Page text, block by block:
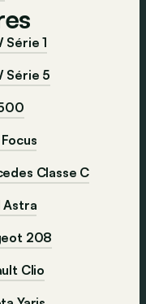
Série 1
Série 5
Classe C
Astra
208
Clio